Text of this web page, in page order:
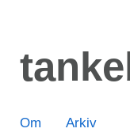
huvudinnehåll
Om Arkiv